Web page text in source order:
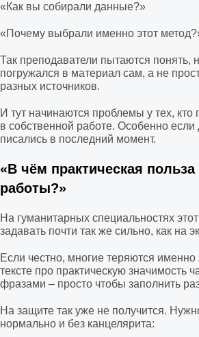
«Как вы собирали данные?»
«Почему выбрали именно этот
Так преподаватели пытаются понять,
погружался в материал сам, а не
разных источников.
И тут начинаются проблемы у тех, кто
в собственной работе. Особенно
писались в последний момент.
«В чём практическая
работы?»
На гуманитарных специальностях
задавать почти так же сильно, как на
Если честно, многие теряются именно
тексте про практическую значимость
фразами – просто чтобы заполнить
На защите так уже не получится.
нормально и без канцелярита: